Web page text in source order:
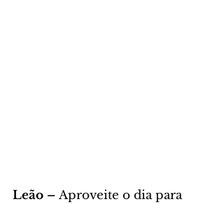
Leão – Aproveite o dia para